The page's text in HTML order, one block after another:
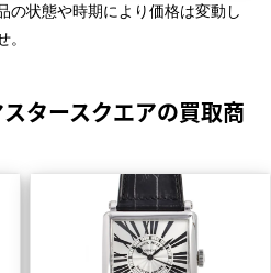
状態や時期により価格は変動し
。
タースクエアの買取商